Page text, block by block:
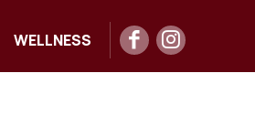
WELLNESS